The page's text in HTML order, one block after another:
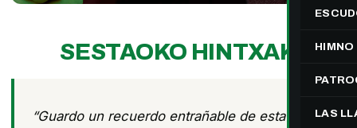
HIMNO
LAS
SESTAOKO HINTXAK
“Guardo un recuerdo entrañable de esta